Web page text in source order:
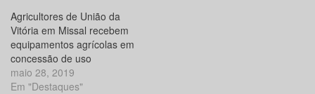
Agricultores de União da
Vitória em Missal recebem
equipamentos agrícolas em
concessão de uso
maio 28, 2019
Em "Destaques"